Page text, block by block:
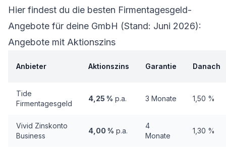
Hier findest du die besten Firmentagesgeld-
Angebote für deine GmbH (Stand: Juni 2026):
Angebote mit Aktionszins
Anbieter Aktionszins Garantie Danach
Tide
Firmentagesgeld
4,25 % p.a. 3 Monate 1,50 %
Vivid Zinskonto
Business
4,00 % p.a.
4
Monate
1,30 %